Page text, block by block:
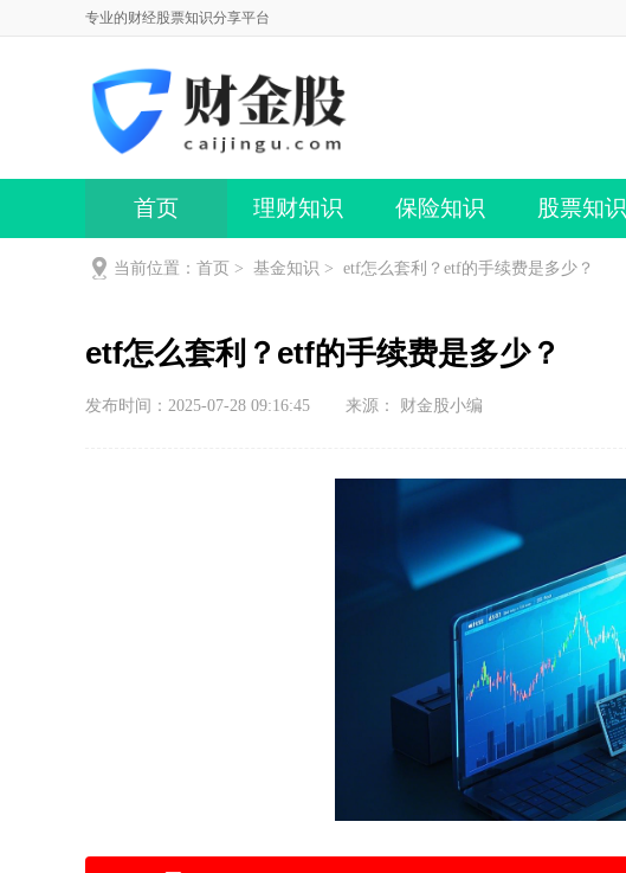
专业的财经股票知识分享平台
首页 理财知识 保险知识 股票知识
当前位置： 首页 > 基金知识 > etf怎么套利？etf的手续费是多少？
etf怎么套利？etf的手续费是多少？
发布时间：2025-07-28 09:16:45 来源： 财金股小编